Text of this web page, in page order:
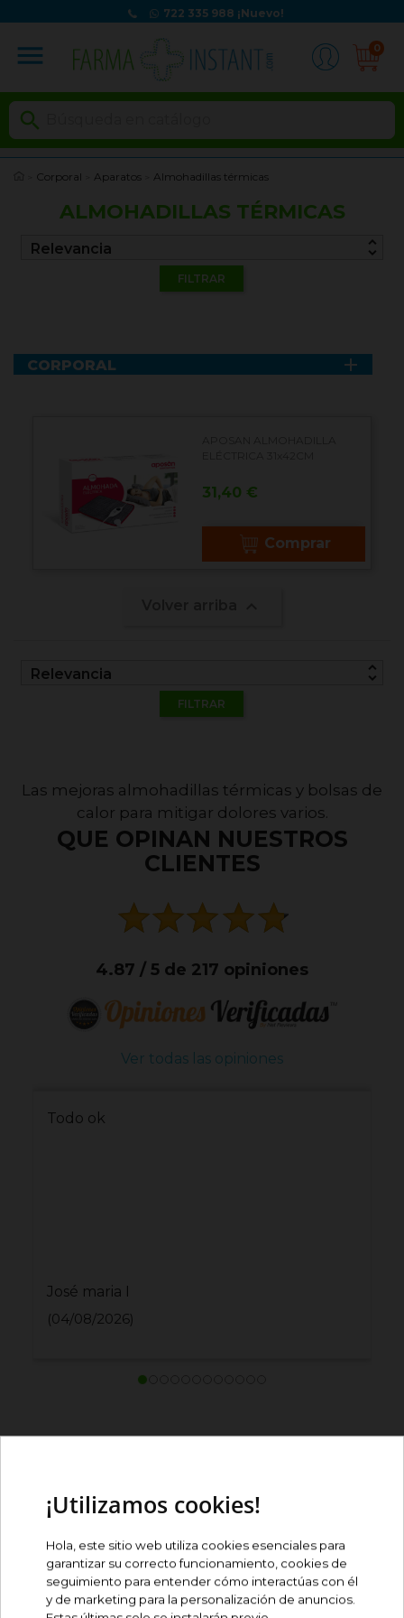
722 335 988 ¡Nuevo!
menu 0

Corporal Aparatos Almohadillas térmicas
ALMOHADILLAS TÉRMICAS
Relevancia unfold_more
FILTRAR
CORPORAL 
Precio
31,40 €
Comprar
Relevancia unfold_more
FILTRAR
Las mejoras almohadillas térmicas y bolsas de
calor para mitigar dolores varios.
QUE OPINAN NUESTROS
CLIENTES
4.87 / 5 de 217 opiniones
Ver todas las opiniones
Todo ok
José maria I
(04/08/2026)
¡Utilizamos cookies!
Hola, este sitio web utiliza cookies esenciales para
garantizar su correcto funcionamiento, cookies de
seguimiento para entender cómo interactúas con él
y de marketing para la personalización de anuncios.